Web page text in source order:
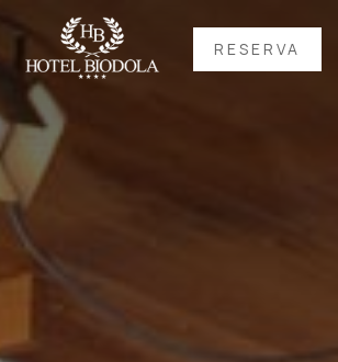
RESERVA